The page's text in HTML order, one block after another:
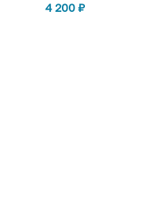
4 200 ₽